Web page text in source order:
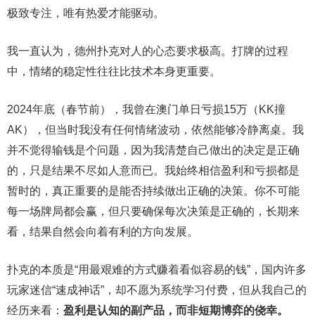
极致专注，唯有热爱才能驱动。
我一直认为，德州扑克对人的心态要求极高。打牌的过程
中，情绪的稳定性往往比技术本身更重要。
2024年底（春节前），我曾在澳门单日亏损15万（KK撞
AK），但当时我没有任何情绪波动，依然能够冷静离桌。我
并不觉得输钱是个问题，因为我清楚自己做出的决定是正确
的，只是结果不尽如人意而已。我始终相信盈利和亏损都是
暂时的，真正重要的是能否持续做出正确的决策。你不可能
每一场牌局都会赢，但只要确保每次决策是正确的，长期来
看，结果自然会向着有利的方向发展。
扑克的本质是“用最艰难的方式赚着看似容易的钱”，国内许多
玩家迷信“速成神话”，却不愿为系统学习付费，但从我自己的
经历来看： 盈利是认知的副产品，而非短期博弈的侥幸。